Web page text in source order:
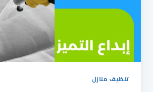
تنظيف منازل